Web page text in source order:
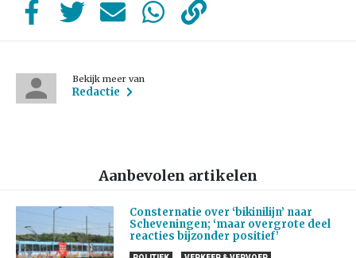
Bekijk meer van
Redactie
Aanbevolen artikelen
Consternatie over ‘bikinilijn’ naar
Scheveningen; ‘maar overgrote deel
reacties bijzonder positief’